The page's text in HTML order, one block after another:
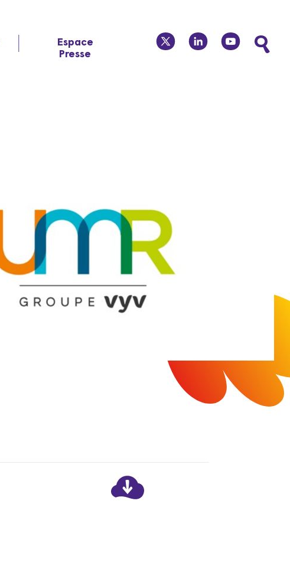
Espace
Presse
twitter linkedin youtube